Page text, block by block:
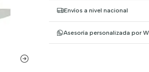
Envíos a nivel nacional
Asesoría personalizada por